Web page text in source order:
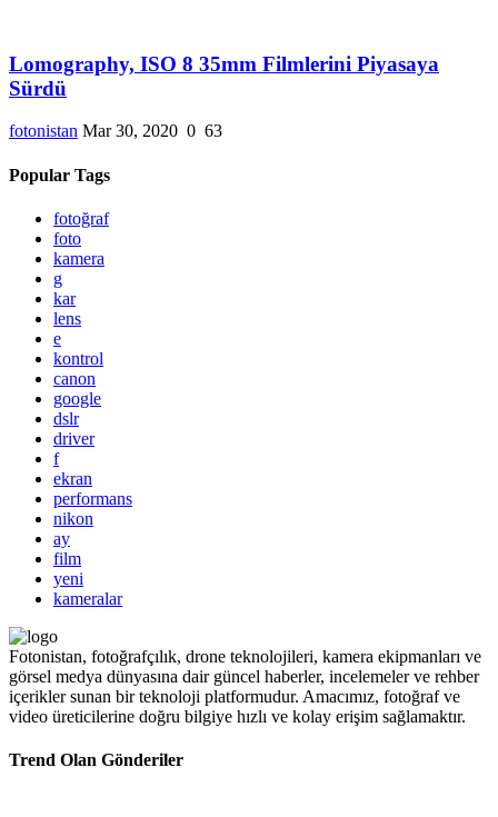
Lomography, ISO 8 35mm Filmlerini Piyasaya
Sürdü
fotonistan Mar 30, 2020 0 63
Popular Tags
fotoğraf
foto
kamera
g
kar
lens
e
kontrol
canon
google
dslr
driver
f
ekran
performans
nikon
ay
film
yeni
kameralar
Fotonistan, fotoğrafçılık, drone teknolojileri, kamera ekipmanları ve
görsel medya dünyasına dair güncel haberler, incelemeler ve rehber
içerikler sunan bir teknoloji platformudur. Amacımız, fotoğraf ve
video üreticilerine doğru bilgiye hızlı ve kolay erişim sağlamaktır.
Trend Olan Gönderiler